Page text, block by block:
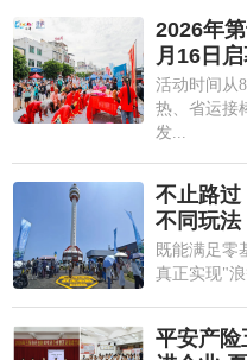
2026年
月16日
活动时间从
热、省运接
发...
不止路过
不同玩法
既能满足零
真正实现"
平安产险